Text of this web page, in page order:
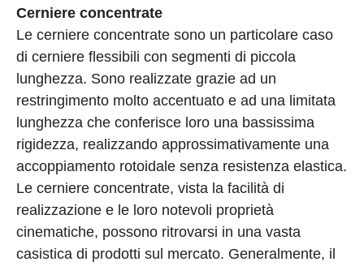
Cerniere concentrate
Le cerniere concentrate sono un particolare caso
di cerniere flessibili con segmenti di piccola
lunghezza. Sono realizzate grazie ad un
restringimento molto accentuato e ad una limitata
lunghezza che conferisce loro una bassissima
rigidezza, realizzando approssimativamente una
accoppiamento rotoidale senza resistenza elastica.
Le cerniere concentrate, vista la facilità di
realizzazione e le loro notevoli proprietà
cinematiche, possono ritrovarsi in una vasta
casistica di prodotti sul mercato. Generalmente, il